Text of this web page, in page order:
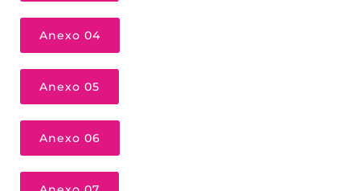
Anexo 04
Anexo 05
Anexo 06